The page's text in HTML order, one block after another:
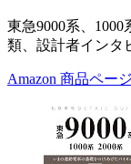
東急9000系、
類、設計者インタ
Amazon 商品ページ